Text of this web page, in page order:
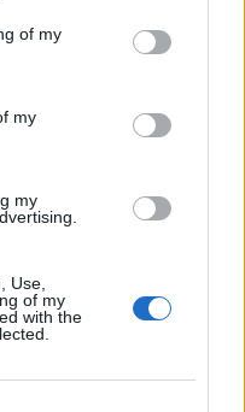
of my
my
my
Use,
of my
with the